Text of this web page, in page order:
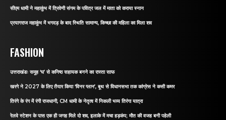
सीएम धामी ने महाकुंभ में त्रिवेणी संगम के पवित्र जल में माता को कराया स्नान
प्रयागराज महाकुंभ में भगदड़ के बाद स्थिति सामान्य, किच्छा की महिला का मिला शव
FASHION
उत्तराखंडः समूह ‘घ’ से कनिष्ठ सहायक बनने का रास्ता साफ
खरगे ने 2027 के लिए तैयार किया ‘विनर प्लान’, बूथ से विधानसभा तक कांग्रेस ने कसी कमर
तिरंगे के रंग में रंगी राजधानी, CM धामी के नेतृत्व में निकली भव्य तिरंगा यात्रा
रेलवे स्टेशन के पास एक ही जगह मिले दो शव, इलाके में मचा हड़कंप; मौत की वजह बनी पहेली